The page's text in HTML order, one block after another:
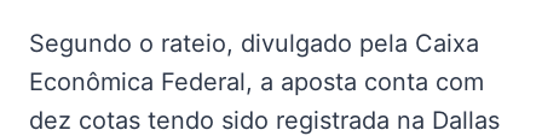
Segundo o rateio, divulgado pela Caixa
Econômica Federal, a aposta conta com
dez cotas tendo sido registrada na Dallas